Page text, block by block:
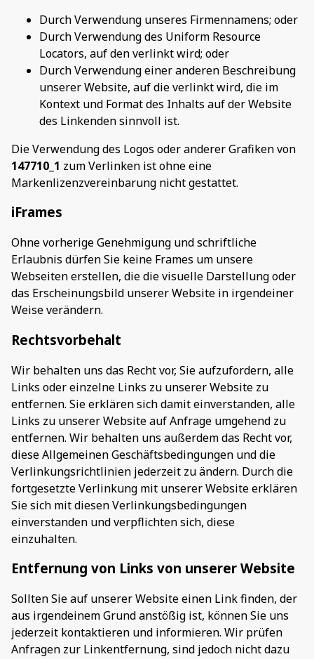
Durch Verwendung unseres Firmennamens; oder
Durch Verwendung des Uniform Resource
Locators, auf den verlinkt wird; oder
Durch Verwendung einer anderen Beschreibung
unserer Website, auf die verlinkt wird, die im
Kontext und Format des Inhalts auf der Website
des Linkenden sinnvoll ist.
Die Verwendung des Logos oder anderer Grafiken von
147710_1 zum Verlinken ist ohne eine
Markenlizenzvereinbarung nicht gestattet.
iFrames
Ohne vorherige Genehmigung und schriftliche
Erlaubnis dürfen Sie keine Frames um unsere
Webseiten erstellen, die die visuelle Darstellung oder
das Erscheinungsbild unserer Website in irgendeiner
Weise verändern.
Rechtsvorbehalt
Wir behalten uns das Recht vor, Sie aufzufordern, alle
Links oder einzelne Links zu unserer Website zu
entfernen. Sie erklären sich damit einverstanden, alle
Links zu unserer Website auf Anfrage umgehend zu
entfernen. Wir behalten uns außerdem das Recht vor,
diese Allgemeinen Geschäftsbedingungen und die
Verlinkungsrichtlinien jederzeit zu ändern. Durch die
fortgesetzte Verlinkung mit unserer Website erklären
Sie sich mit diesen Verlinkungsbedingungen
einverstanden und verpflichten sich, diese
einzuhalten.
Entfernung von Links von unserer Website
Sollten Sie auf unserer Website einen Link finden, der
aus irgendeinem Grund anstößig ist, können Sie uns
jederzeit kontaktieren und informieren. Wir prüfen
Anfragen zur Linkentfernung, sind jedoch nicht dazu